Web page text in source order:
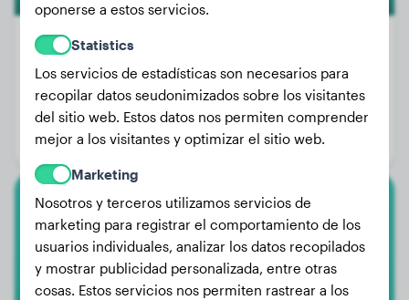
7 kg
Edad:
1 año, 6 meses
Género:
Pomerania
Cooky
oponerse a estos servicios.
Statistics
Los servicios de estadísticas son necesarios para
recopilar datos seudonimizados sobre los visitantes
del sitio web. Estos datos nos permiten comprender
mejor a los visitantes y optimizar el sitio web.
Marketing
Nosotros y terceros utilizamos servicios de
marketing para registrar el comportamiento de los
usuarios individuales, analizar los datos recopilados
y mostrar publicidad personalizada, entre otras
cosas. Estos servicios nos permiten rastrear a los